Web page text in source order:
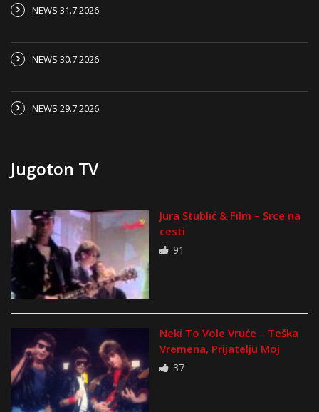
NEWS 31.7.2026.
NEWS 30.7.2026.
NEWS 29.7.2026.
Jugoton TV
Jura Stublić & Film – Srce na
cesti
91
Neki To Vole Vruće – Teška
Vremena, Prijatelju Moj
37